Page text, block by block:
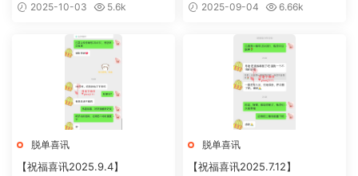
2025-10-03 5.6k 2025-09-04 6.66k
脱单喜讯
【祝福喜讯2025.9.4】
脱单喜讯
【祝福喜讯2025.7.12】